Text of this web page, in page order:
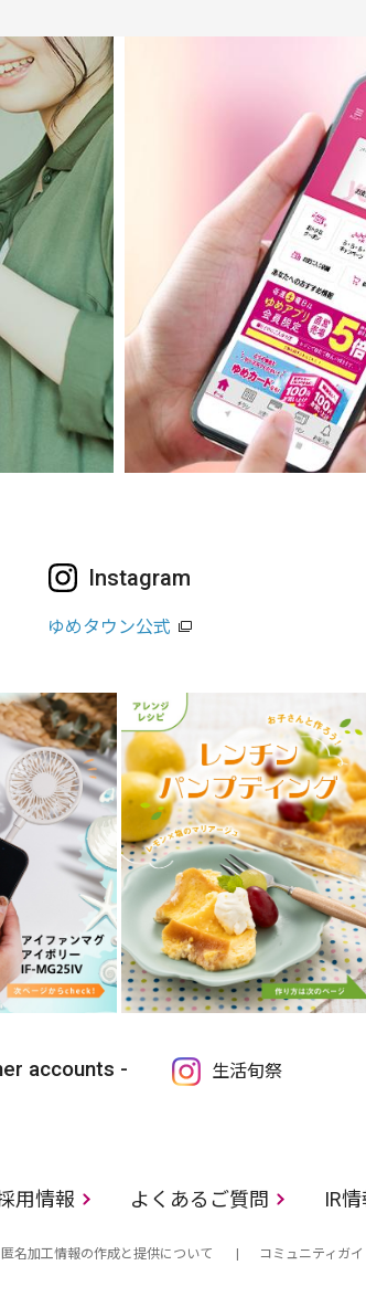
Instagram
ゆめタウン公式
accounts 生活旬祭
用情報 よくあるご質問 IR
匿名加工情報の作成と提供について コミュニティガ